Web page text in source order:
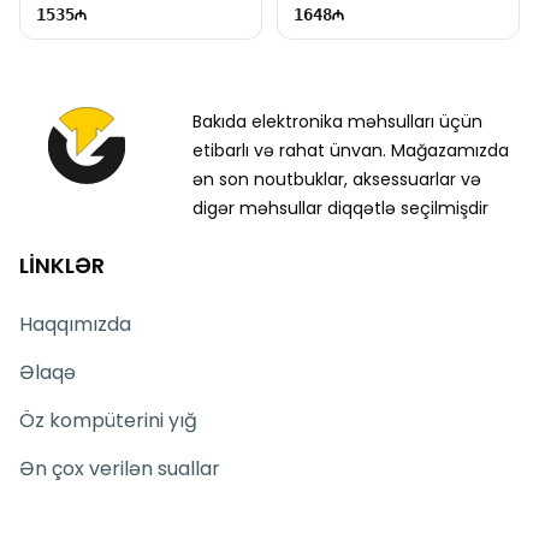
1535 1648
Bakıda elektronika məhsulları üçün
etibarlı və rahat ünvan. Mağazamızda
ən son noutbuklar, aksessuarlar və
digər məhsullar diqqətlə seçilmişdir
LİNKLƏR
Haqqımızda
Əlaqə
Öz kompüterini yığ
Ən çox verilən suallar